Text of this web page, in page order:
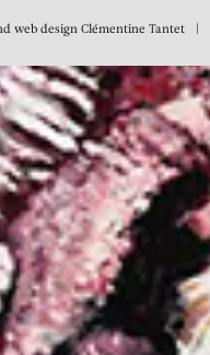
web design Clémentine Tantet